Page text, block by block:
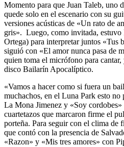
Momento para que Juan Taleb, uno
quede solo en el escenario con su
versiones acústicas de «Un rato de
gris». Luego, como invitada,
Ortega) para interpretar juntos «Tus
siguió con «El amor nunca pasa de
quien toma el micrófono para
disco Bailarín Apocalíptico.
«Vamos a hacer como si fuera un
muchachos, en el Luna Park esto
La Mona Jimenez y «Soy
cuartetazos que marcaron firme el
porteña. Para seguir con el clima de
que contó con la presencia de
«Razon» y «Mis tres amores» con